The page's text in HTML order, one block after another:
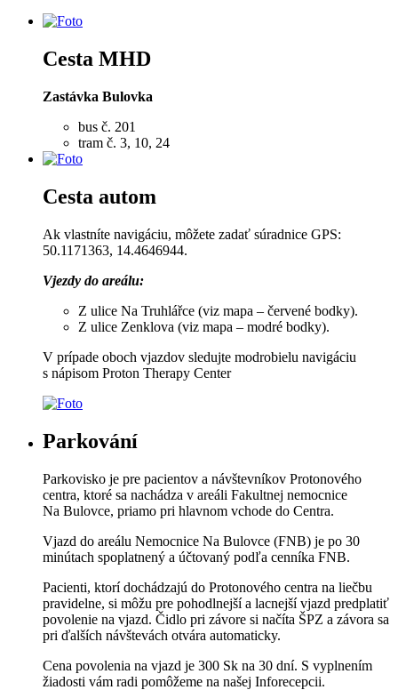
Cesta MHD
Zastávka Bulovka
bus č. 201
tram č. 3, 10, 24
Cesta autom
Ak vlastníte navigáciu, môžete zadať súradnice GPS:
50.1171363, 14.4646944.
Vjezdy do areálu:
Z ulice Na Truhlářce (viz mapa – červené bodky).
Z ulice Zenklova (viz mapa – modré bodky).
V prípade oboch vjazdov sledujte modrobielu navigáciu
s nápisom Proton Therapy Center
Parkování
Parkovisko je pre pacientov a návštevníkov Protonového
centra, ktoré sa nachádza v areáli Fakultnej nemocnice
Na Bulovce, priamo pri hlavnom vchode do Centra.
Vjazd do areálu Nemocnice Na Bulovce (FNB) je po 30
minútach spoplatnený a účtovaný podľa cenníka FNB.
Pacienti, ktorí dochádzajú do Protonového centra na liečbu
pravidelne, si môžu pre pohodlnejší a lacnejší vjazd predplatiť
povolenie na vjazd. Čidlo pri závore si načíta ŠPZ a závora sa
pri ďalších návštevách otvára automaticky.
Cena povolenia na vjazd je 300 Sk na 30 dní. S vyplnením
žiadosti vám radi pomôžeme na našej Inforecepcii.